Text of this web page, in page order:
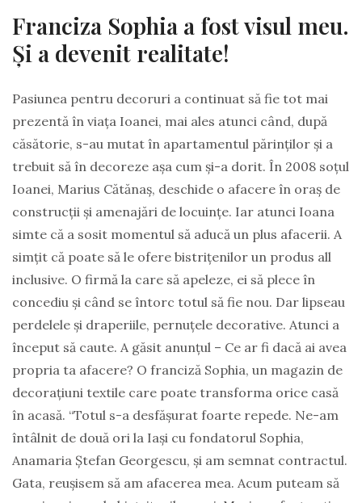
Franciza Sophia a fost visul meu.
Și a devenit realitate!
Pasiunea pentru decoruri a continuat să fie tot mai
prezentă în viața Ioanei, mai ales atunci când, după
căsătorie, s-au mutat în apartamentul părinților și a
trebuit să în decoreze așa cum și-a dorit. În 2008 soțul
Ioanei, Marius Cătănaș, deschide o afacere în oraș de
construcții și amenajări de locuințe. Iar atunci Ioana
simte că a sosit momentul să aducă un plus afacerii. A
simțit că poate să le ofere bistrițenilor un produs all
inclusive. O firmă la care să apeleze, ei să plece în
concediu și când se întorc totul să fie nou. Dar lipseau
perdelele și draperiile, pernuțele decorative. Atunci a
început să caute. A găsit anunțul – Ce ar fi dacă ai avea
propria ta afacere? O franciză Sophia, un magazin de
decorațiuni textile care poate transforma orice casă
în acasă. “Totul s-a desfășurat foarte repede. Ne-am
întâlnit de două ori la Iași cu fondatorul Sophia,
Anamaria Ștefan Georgescu, și am semnat contractul.
Gata, reușisem să am afacerea mea. Acum puteam să